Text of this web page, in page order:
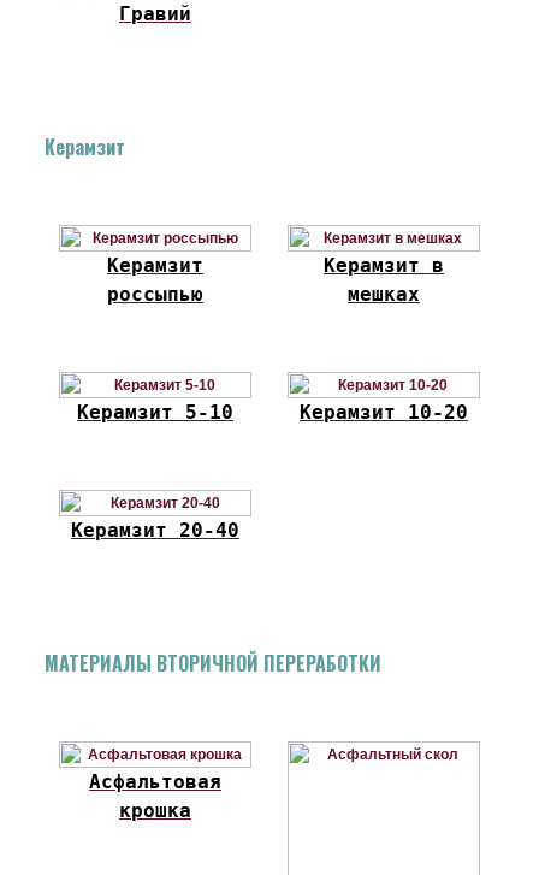
Гравий
Керамзит
Керамзит
россыпью
Керамзит в
мешках
Керамзит 5-10 Керамзит 10-20
Керамзит 20-40
МАТЕРИАЛЫ ВТОРИЧНОЙ ПЕРЕРАБОТКИ
Асфальтовая
крошка